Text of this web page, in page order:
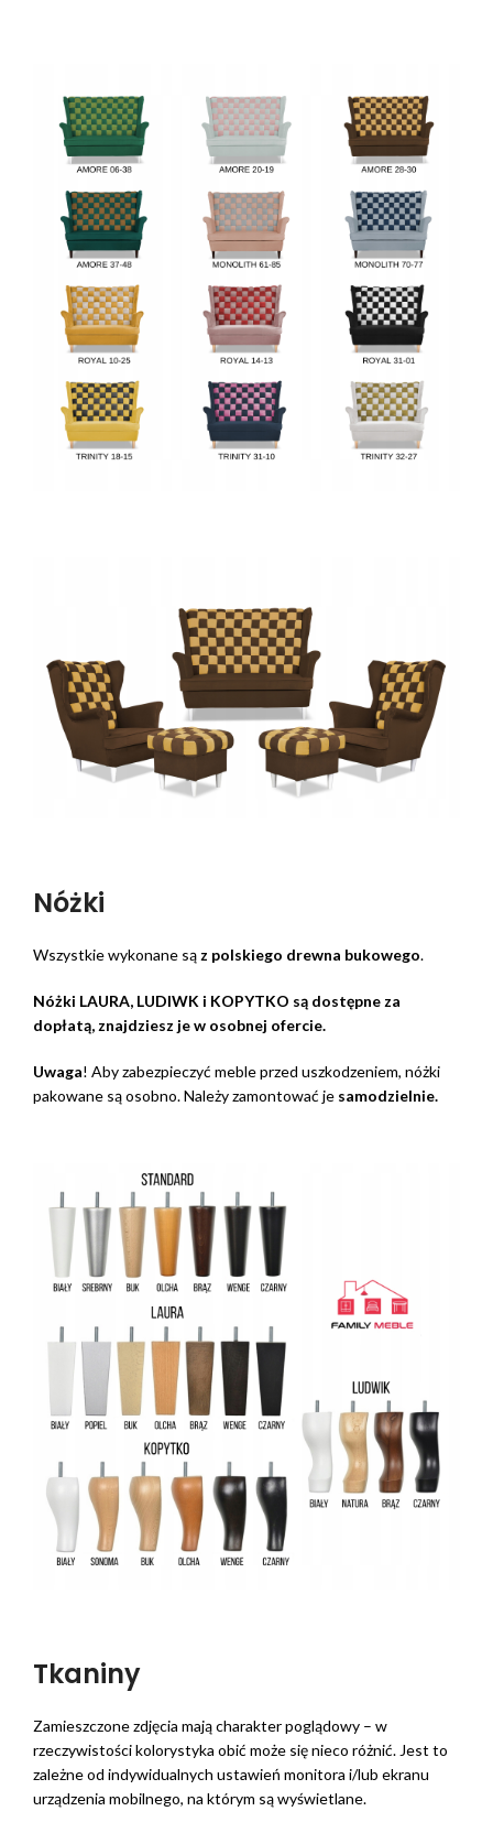
Nóżki
Wszystkie wykonane są z polskiego drewna bukowego.
Nóżki LAURA, LUDIWK i KOPYTKO są dostępne za
dopłatą, znajdziesz je w osobnej ofercie.
Uwaga! Aby zabezpieczyć meble przed uszkodzeniem, nóżki
pakowane są osobno. Należy zamontować je samodzielnie.
Tkaniny
Zamieszczone zdjęcia mają charakter poglądowy – w
rzeczywistości kolorystyka obić może się nieco różnić. Jest to
zależne od indywidualnych ustawień monitora i/lub ekranu
urządzenia mobilnego, na którym są wyświetlane.